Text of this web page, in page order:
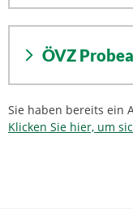
ÖVZ
Sie haben bereits ein
Klicken Sie hier, um